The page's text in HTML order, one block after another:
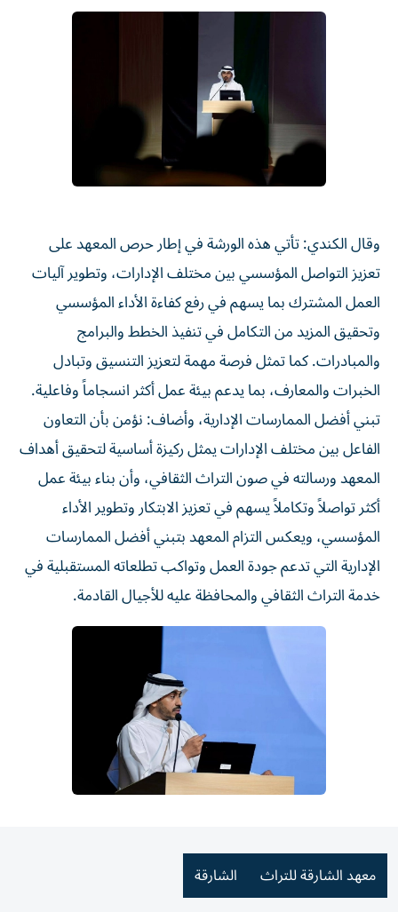
وقال الكندي: تأتي هذه الورشة في إطار حرص المعهد على
تعزيز التواصل المؤسسي بين مختلف الإدارات، وتطوير آليات
العمل المشترك بما يسهم في رفع كفاءة الأداء المؤسسي
وتحقيق المزيد من التكامل في تنفيذ الخطط والبرامج
والمبادرات. كما تمثل فرصة مهمة لتعزيز التنسيق وتبادل
الخبرات والمعارف، بما يدعم بيئة عمل أكثر انسجاماً وفاعلية.
تبني أفضل الممارسات الإدارية، وأضاف: نؤمن بأن التعاون
الفاعل بين مختلف الإدارات يمثل ركيزة أساسية لتحقيق أهداف
المعهد ورسالته في صون التراث الثقافي، وأن بناء بيئة عمل
أكثر تواصلاً وتكاملاً يسهم في تعزيز الابتكار وتطوير الأداء
المؤسسي، ويعكس التزام المعهد بتبني أفضل الممارسات
الإدارية التي تدعم جودة العمل وتواكب تطلعاته المستقبلية في
خدمة التراث الثقافي والمحافظة عليه للأجيال القادمة.
معهد الشارقة للتراث الشارقة